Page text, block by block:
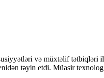
və müxtəlif tətbiqləri
təyin etdi. Müasir